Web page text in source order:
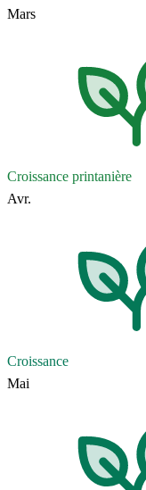
Mars
Croissance printanière
Avr.
Croissance
Mai